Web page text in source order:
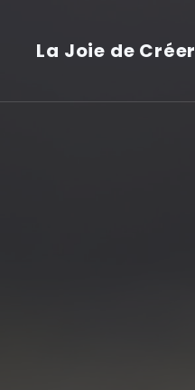
La Joie de Créer